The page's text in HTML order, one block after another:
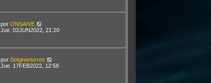
por ONSA/VE
Jue. 02JUN2022, 21:20
por Solginertorres
Jue. 17FEB2022, 12:58